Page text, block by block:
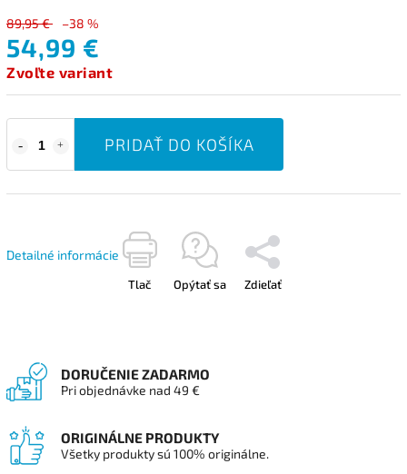
89,95 € –38 %
54,99 €
Zvoľte variant
PRIDAŤ DO KOŠÍKA
Detailné informácie
Tlač Opýtať sa Zdieľať
DORUČENIE ZADARMO
Pri objednávke nad 49 €
ORIGINÁLNE PRODUKTY
Všetky produkty sú 100% originálne.